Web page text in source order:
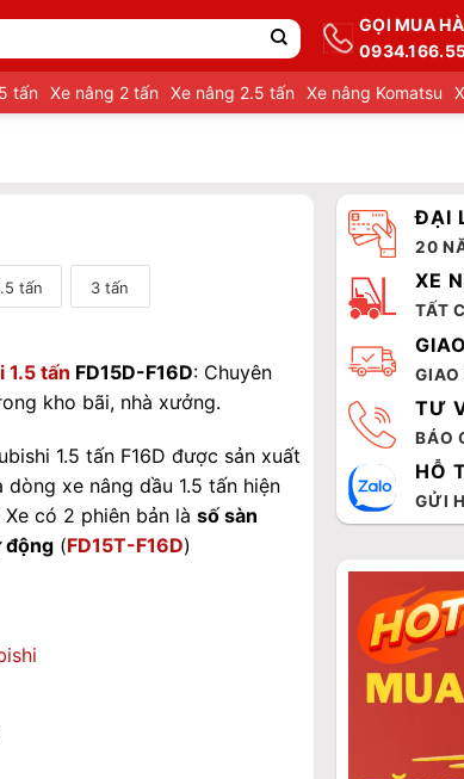
GỌI MUA
tấn Xe nâng 2 tấn Xe nâng 2.5 tấn Xe nâng Komatsu
tấn 3 tấn
1.5 tấn FD15D-F16D: Chuyên
kho bãi, nhà xưởng.
1.5 tấn F16D được sản xuất
xe nâng dầu 1.5 tấn hiện
có 2 phiên bản là số sàn
động(FD15T-F16D)
ĐẠI
20
XE
TẤT
GIAO
TƯ
BÁO
HỖ
GỬI